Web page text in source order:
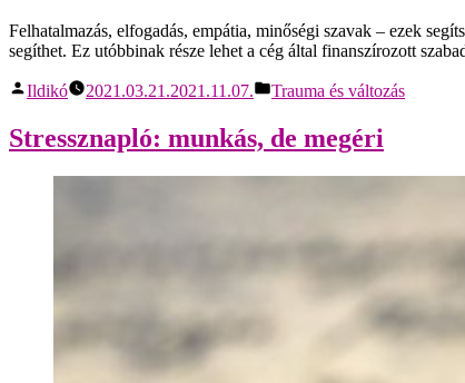
Felhatalmazás, elfogadás, empátia, minőségi szavak – ezek
segíthet. Ez utóbbinak része lehet a cég által finanszírozott
Ildikó 2021.03.21.2021.11.07. Trauma és változás
Stressznapló: munkás, de megéri